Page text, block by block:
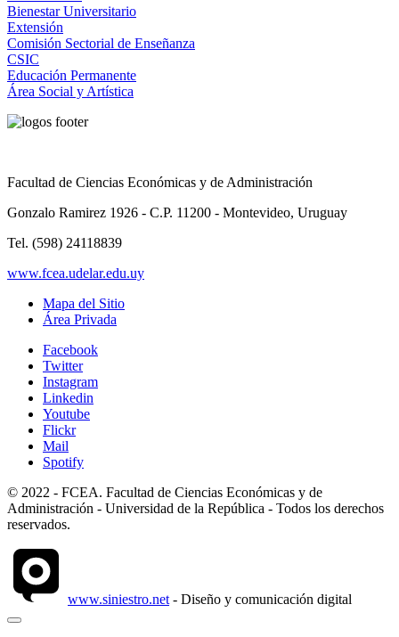
Bienestar Universitario
Extensión
Comisión Sectorial de Enseñanza
CSIC
Educación Permanente
Área Social y Artística
Facultad de Ciencias Económicas y de Administración
Gonzalo Ramirez 1926 - C.P. 11200 - Montevideo, Uruguay
Tel. (598) 24118839
www.fcea.udelar.edu.uy
Mapa del Sitio
Área Privada
Facebook
Twitter
Instagram
Linkedin
Youtube
Flickr
Mail
Spotify
© 2022 - FCEA. Facultad de Ciencias Económicas y de
Administración - Universidad de la República - Todos los derechos
reservados.
www.siniestro.net - Diseño y comunicación digital